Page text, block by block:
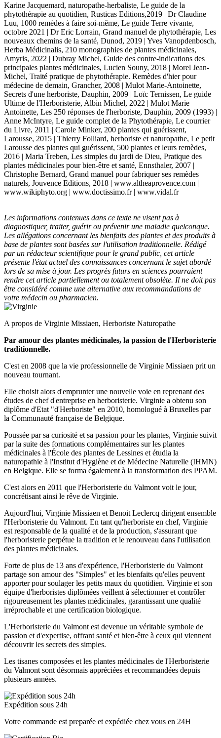
Karine Jacquemard, naturopathe-herbaliste, Le guide de la
phytothérapie au quotidien, Rusticas Editions,2019 | Dr Claudine
Luu, 1000 remèdes à faire soi-même, Le guide Terre vivante,
octobre 2021 | Dr Eric Lorrain, Grand manuel de phytothérapie, Les
nouveaux chemins de la santé, Dunod, 2019 | Yves Vanopdenbosch,
Herba Médicinalis, 210 monographies de plantes médicinales,
Amyris, 2022 | Dubray Michel, Guide des contre-indications des
principales plantes médicinales, Lucien Souny, 2018 | Morel Jean-
Michel, Traité pratique de phytothérapie. Remèdes d'hier pour
médecine de demain, Grancher, 2008 | Mulot Marie-Antoinette,
Secrets d'une herboriste, Dauphin, 2009 | Loïc Ternissen, Le guide
Ultime de l'Herboristerie, Albin Michel, 2022 | Mulot Marie
Antoinette, Les 250 réponses de l'herboriste, Dauphin, 2009 (1993) |
Anne McIntyre, Le guide complet de la Phytothérapie, Le courrier
du Livre, 2011 | Carole Minker, 200 plantes qui guérissent,
Larousse, 2015 | Thierry Folliard, herboriste et naturopathe, Le petit
Larousse des plantes qui guérissent, 500 plantes et leurs remèdes,
2016 | Maria Treben, Les simples du jardi de Dieu, Pratique des
plantes médicinales pour bien-être et santé, Ennsthaler, 2007 |
Christophe Bernard, Grand manuel pour fabriquer ses remèdes
naturels, Jouvence Editions, 2018 | www.altheaprovence.com |
www.wikiphyto.org | www.doctissimo.fr | www.vidal.fr
Les informations contenues dans ce texte ne visent pas à
diagnostiquer, traiter, guérir ou prévenir une maladie quelconque.
Les allégations concernant les bienfaits des plantes et des produits à
base de plantes sont basées sur l'utilisation traditionnelle. Rédigé
par un rédacteur scientifique pour le grand public, cet article
présente l'état actuel des connaissances concernant le sujet abordé
lors de sa mise à jour. Les progrès futurs en sciences pourraient
rendre cet article partiellement ou totalement obsolète. Il ne doit pas
être considéré comme une alternative aux recommandations de
votre médecin ou pharmacien.
A propos de Virginie Missiaen, Herboriste Naturopathe
Par amour des plantes médicinales, la passion de l'Herboristerie
traditionnelle.
C'est en 2008 que la vie professionnelle de Virginie Missiaen prit un
nouveau tournant.
Elle choisit alors d'emprunter une nouvelle voie en reprenant des
études de chef d'entreprise en herboristerie. Virginie a obtenu son
diplôme d'Etat "d'Herboriste" en 2010, homologué à Bruxelles par
la Communauté française de Belgique.
Poussée par sa curiosité et sa passion pour les plantes, Virginie suivit
par la suite des formations complémentaires sur les plantes
médicinales à l'École des plantes de Lessines et étudia la
naturopathie à l'Institut d'Hygiène et de Médecine Naturelle (IHMN)
en Belgique. Elle se forma également à la transformation des PPAM.
C'est alors en 2011 que l'Herboristerie du Valmont voit le jour,
concrétisant ainsi le rêve de Virginie.
Aujourd'hui, Virginie Missiaen et Benoit Leclercq dirigent ensemble
l'Herboristerie du Valmont. En tant qu'herboriste en chef, Virginie
est responsable de la qualité et de la production, s'assurant que
l'herboristerie perpétue la tradition et le renouveau dans l'utilisation
des plantes médicinales.
Forte de plus de 13 ans d'expérience, l'Herboristerie du Valmont
partage son amour des "Simples" et les bienfaits qu'elles peuvent
apporter pour soulager les petits maux du quotidien. Virginie et son
équipe d'herboristes diplômées veillent à sélectionner et contrôler
rigoureusement les plantes médicinales, garantissant une qualité
irréprochable et une certification biologique.
L'Herboristerie du Valmont est devenue un véritable symbole de
passion et d'expertise, offrant santé et bien-être à ceux qui viennent
découvrir les secrets des simples.
Les tisanes composées et les plantes médicinales de l'Herboristerie
du Valmont sont désormais appréciées et recommandées depuis
plusieurs années.
Expédition sous 24h
Votre commande est preparée et expédiée chez vous en 24H